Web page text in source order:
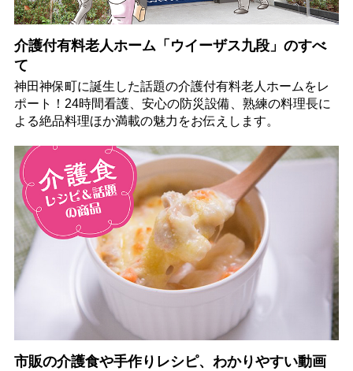
介護付有料老人ホーム「ウイーザス九段」のすべ
て
神田神保町に誕生した話題の介護付有料老人ホームをレ
ポート！24時間看護、安心の防災設備、熟練の料理長に
よる絶品料理ほか満載の魅力をお伝えします。
市販の介護食や手作りレシピ、わかりやすい動画